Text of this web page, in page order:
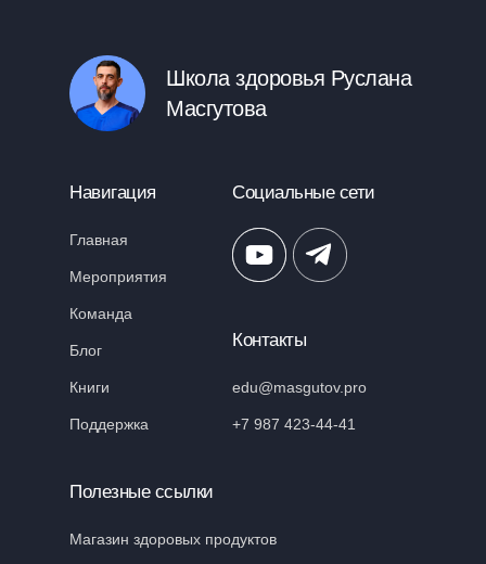
Школа здоровья Руслана
Масгутова
Навигация
Главная
Мероприятия
Команда
Блог
Книги
Поддержка
Контакты
edu@masgutov.pro
+7 987 423-44-41
Полезные ссылки
Магазин здоровых продуктов
Социальные сети